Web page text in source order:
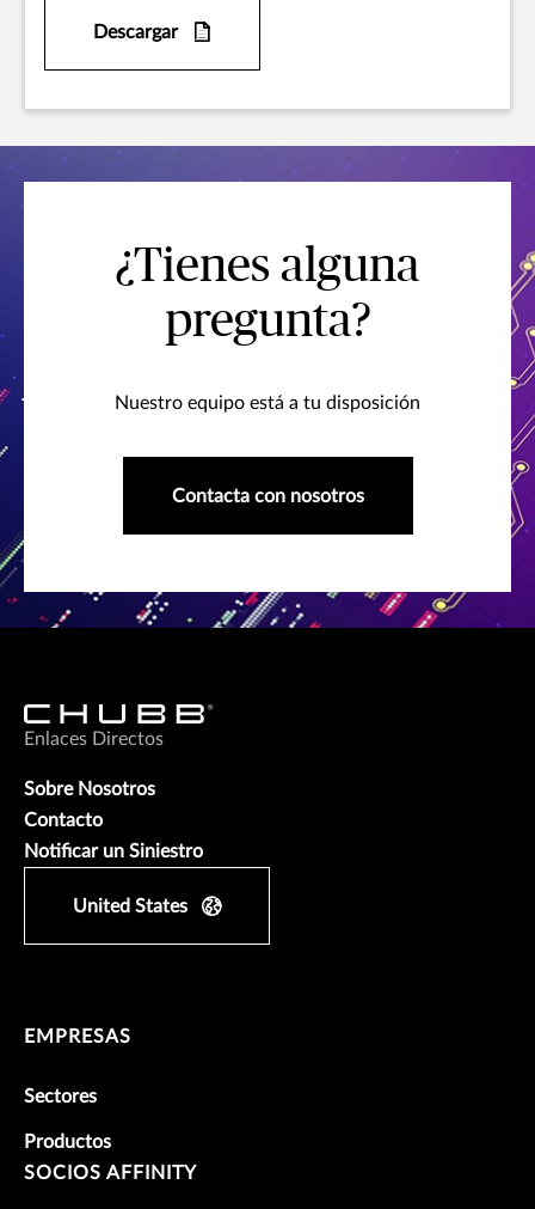
Descargar
¿Tienes alguna
pregunta?
Nuestro equipo está a tu disposición
Contacta con nosotros
Enlaces Directos
Sobre Nosotros
Contacto
Notificar un Siniestro
United States
EMPRESAS
Sectores
Productos
SOCIOS AFFINITY